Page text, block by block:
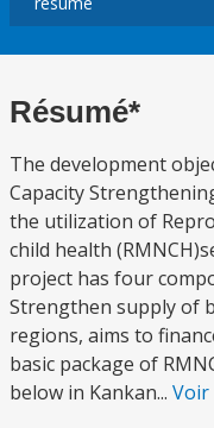
Résumé*
The development
Capacity
the utilization of
child health
project has four
Strengthen supply of
regions, aims to
basic package of
below in Kankan... Voir